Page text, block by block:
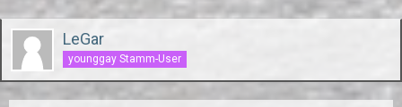
LeGar
younggay Stamm-User